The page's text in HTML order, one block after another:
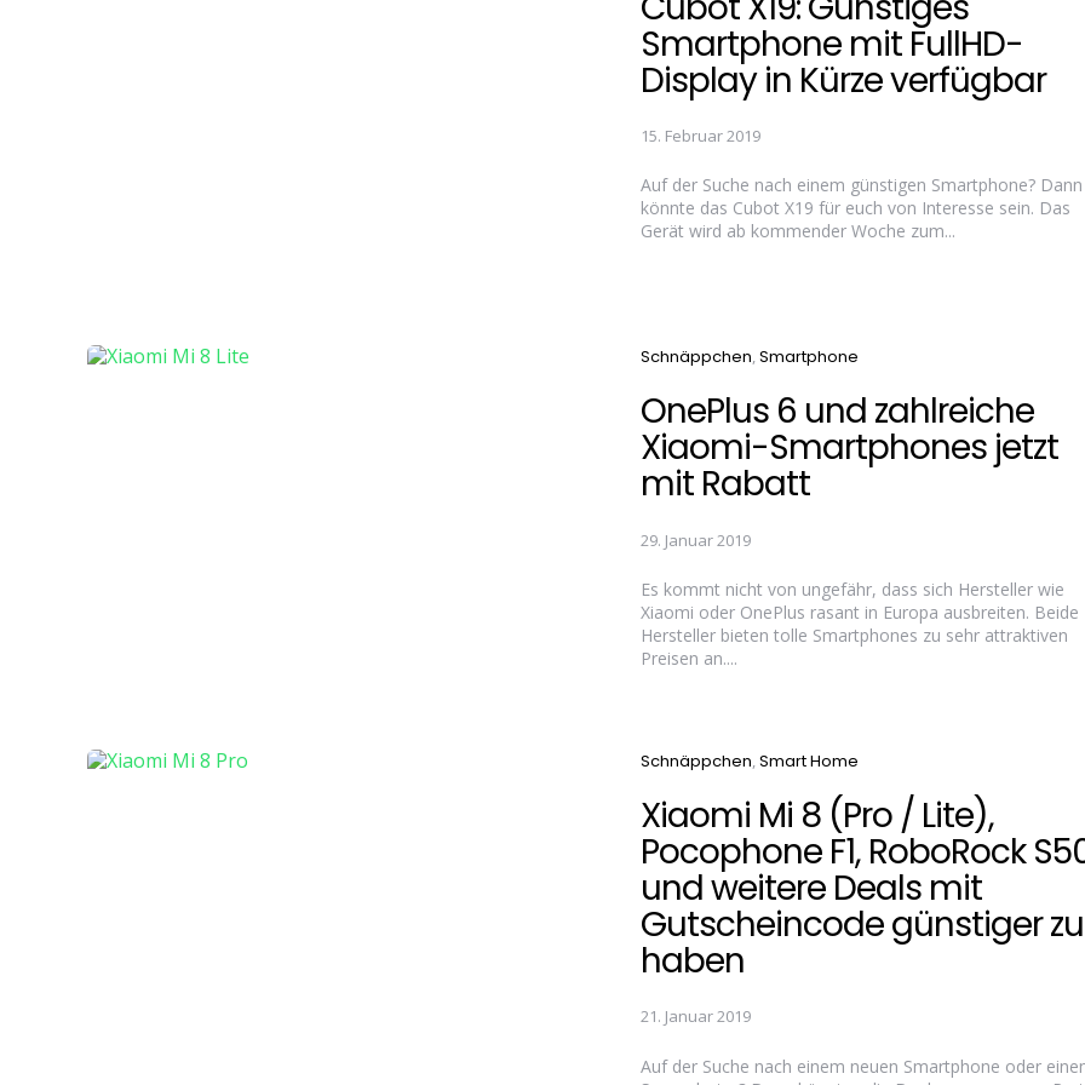
Smartphone mit FullHD-
Display in Kürze verfügbar
15. Februar 2019
Auf der Suche nach einem günstigen Smartphone? Dann
könnte das Cubot X19 für euch von Interesse sein. Das
Gerät wird ab kommender Woche zum...
Categories
Schnäppchen Smartphone
OnePlus 6 und zahlreiche
Xiaomi-Smartphones jetzt
mit Rabatt
29. Januar 2019
Es kommt nicht von ungefähr, dass sich Hersteller wie
Xiaomi oder OnePlus rasant in Europa ausbreiten. Beide
Hersteller bieten tolle Smartphones zu sehr attraktiven
Preisen an....
Categories
Schnäppchen Smart Home
Xiaomi Mi 8 (Pro / Lite),
Pocophone F1, RoboRock
und weitere Deals mit
Gutscheincode günstiger zu
haben
21. Januar 2019
Auf der Suche nach einem neuen Smartphone oder